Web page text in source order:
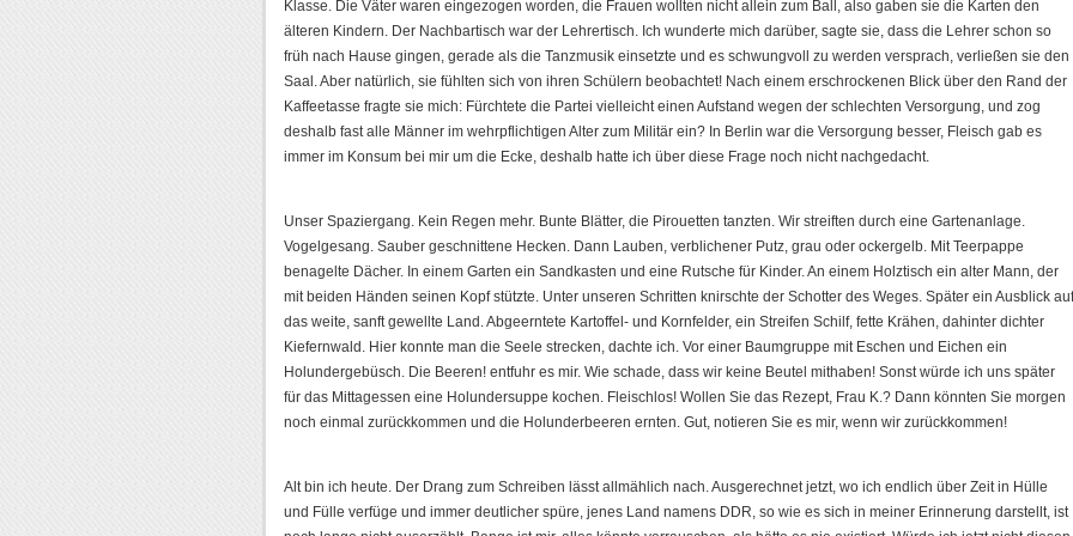
Klasse. Die Väter waren eingezogen worden, die Frauen wollten nicht allein zum Ball, also gaben sie die Karten den
älteren Kindern. Der Nachbartisch war der Lehrertisch. Ich wunderte mich darüber, sagte sie, dass die Lehrer schon so
früh nach Hause gingen, gerade als die Tanzmusik einsetzte und es schwungvoll zu werden versprach, verließen sie den
Saal. Aber natürlich, sie fühlten sich von ihren Schülern beobachtet! Nach einem erschrockenen Blick über den Rand der
Kaffeetasse fragte sie mich: Fürchtete die Partei vielleicht einen Aufstand wegen der schlechten Versorgung, und zog
deshalb fast alle Männer im wehrpflichtigen Alter zum Militär ein? In Berlin war die Versorgung besser, Fleisch gab es
immer im Konsum bei mir um die Ecke, deshalb hatte ich über diese Frage noch nicht nachgedacht.
Unser Spaziergang. Kein Regen mehr. Bunte Blätter, die Pirouetten tanzten. Wir streiften durch eine Gartenanlage.
Vogelgesang. Sauber geschnittene Hecken. Dann Lauben, verblichener Putz, grau oder ockergelb. Mit Teerpappe
benagelte Dächer. In einem Garten ein Sandkasten und eine Rutsche für Kinder. An einem Holztisch ein alter Mann, der
mit beiden Händen seinen Kopf stützte. Unter unseren Schritten knirschte der Schotter des Weges. Später ein Ausblick auf
das weite, sanft gewellte Land. Abgeerntete Kartoffel- und Kornfelder, ein Streifen Schilf, fette Krähen, dahinter dichter
Kiefernwald. Hier konnte man die Seele strecken, dachte ich. Vor einer Baumgruppe mit Eschen und Eichen ein
Holundergebüsch. Die Beeren! entfuhr es mir. Wie schade, dass wir keine Beutel mithaben! Sonst würde ich uns später
für das Mittagessen eine Holundersuppe kochen. Fleischlos! Wollen Sie das Rezept, Frau K.? Dann könnten Sie morgen
noch einmal zurückkommen und die Holunderbeeren ernten. Gut, notieren Sie es mir, wenn wir zurückkommen!
Alt bin ich heute. Der Drang zum Schreiben lässt allmählich nach. Ausgerechnet jetzt, wo ich endlich über Zeit in Hülle
und Fülle verfüge und immer deutlicher spüre, jenes Land namens DDR, so wie es sich in meiner Erinnerung darstellt, ist